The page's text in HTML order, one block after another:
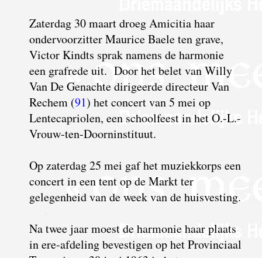
Zaterdag 30 maart droeg Amicitia haar
ondervoorzitter Maurice Baele ten grave,
Victor Kindts sprak namens de harmonie
een grafrede uit. Door het belet van Willy
Van De Genachte dirigeerde directeur Van
Rechem (91) het concert van 5 mei op
Lentecapriolen, een schoolfeest in het O.-L.-
Vrouw-ten-Doorninstituut.
Op zaterdag 25 mei gaf het muziekkorps een
concert in een tent op de Markt ter
gelegenheid van de week van de huisvesting.
Na twee jaar moest de harmonie haar plaats
in ere-afdeling bevestigen op het Provinciaal